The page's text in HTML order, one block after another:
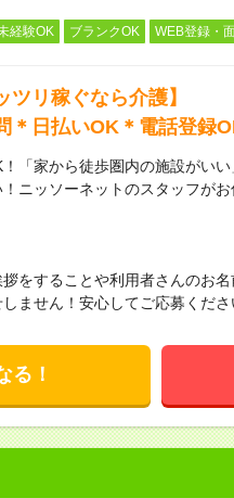
経験OK ブランクOK WEB登録・
ツリ稼ぐなら介護】
＊日払いOK＊電話登録
「家から徒歩圏内の施設がい
ニッソーネットのスタッフが
をすることや利用者さんのお
ません！安心してご応募くださ
る！